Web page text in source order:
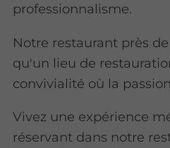
professionnalisme.
Notre restaurant près
qu'un lieu de
convivialité où la
Vivez une expérience
réservant dans notre